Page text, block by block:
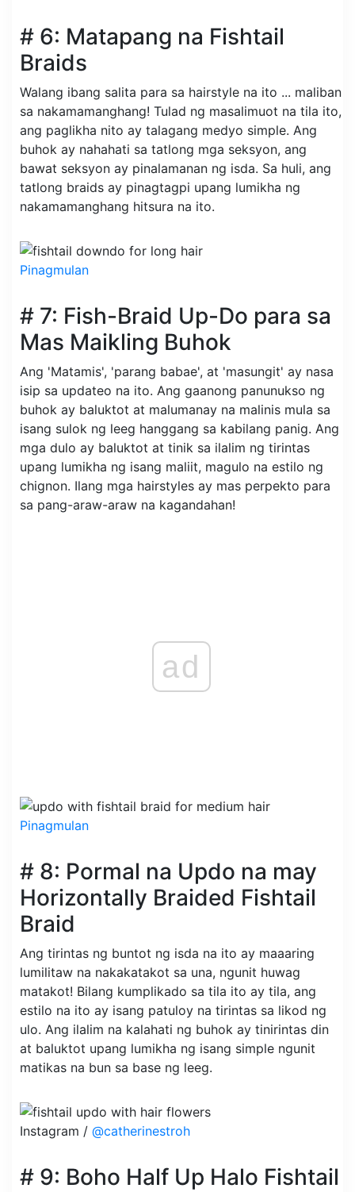
# 6: Matapang na Fishtail
Braids
Walang ibang salita para sa hairstyle na ito ... maliban
sa nakamamanghang! Tulad ng masalimuot na tila ito,
ang paglikha nito ay talagang medyo simple. Ang
buhok ay nahahati sa tatlong mga seksyon, ang
bawat seksyon ay pinalamanan ng isda. Sa huli, ang
tatlong braids ay pinagtagpi upang lumikha ng
nakamamanghang hitsura na ito.
Pinagmulan
# 7: Fish-Braid Up-Do para sa
Mas Maikling Buhok
Ang 'Matamis', 'parang babae', at 'masungit' ay nasa
isip sa updateo na ito. Ang gaanong panunukso ng
buhok ay baluktot at malumanay na malinis mula sa
isang sulok ng leeg hanggang sa kabilang panig. Ang
mga dulo ay baluktot at tinik sa ilalim ng tirintas
upang lumikha ng isang maliit, magulo na estilo ng
chignon. Ilang mga hairstyles ay mas perpekto para
sa pang-araw-araw na kagandahan!
ad
Pinagmulan
# 8: Pormal na Updo na may
Horizontally Braided Fishtail
Braid
Ang tirintas ng buntot ng isda na ito ay maaaring
lumilitaw na nakakatakot sa una, ngunit huwag
matakot! Bilang kumplikado sa tila ito ay tila, ang
estilo na ito ay isang patuloy na tirintas sa likod ng
ulo. Ang ilalim na kalahati ng buhok ay tinirintas din
at baluktot upang lumikha ng isang simple ngunit
matikas na bun sa base ng leeg.
Instagram / @catherinestroh
# 9: Boho Half Up Halo Fishtail